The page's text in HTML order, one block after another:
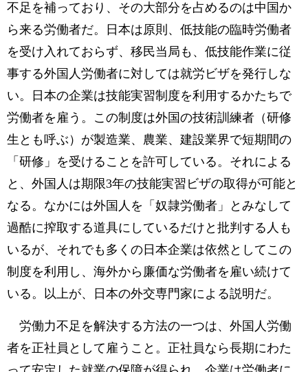
不足を補っており、その大部分を占めるのは中国か
ら来る労働者だ。日本は原則、低技能の臨時労働者
を受け入れておらず、移民当局も、低技能作業に従
事する外国人労働者に対しては就労ビザを発行しな
い。日本の企業は技能実習制度を利用するかたちで
労働者を雇う。この制度は外国の技術訓練者（研修
生とも呼ぶ）が製造業、農業、建設業界で短期間の
「研修」を受けることを許可している。それによる
と、外国人は期限3年の技能実習ビザの取得が可能と
なる。なかには外国人を「奴隷労働者」とみなして
過酷に搾取する道具にしているだけと批判する人も
いるが、それでも多くの日本企業は依然としてこの
制度を利用し、海外から廉価な労働者を雇い続けて
いる。以上が、日本の外交専門家による説明だ。
労働力不足を解決する方法の一つは、外国人労働
者を正社員として雇うこと。正社員なら長期にわた